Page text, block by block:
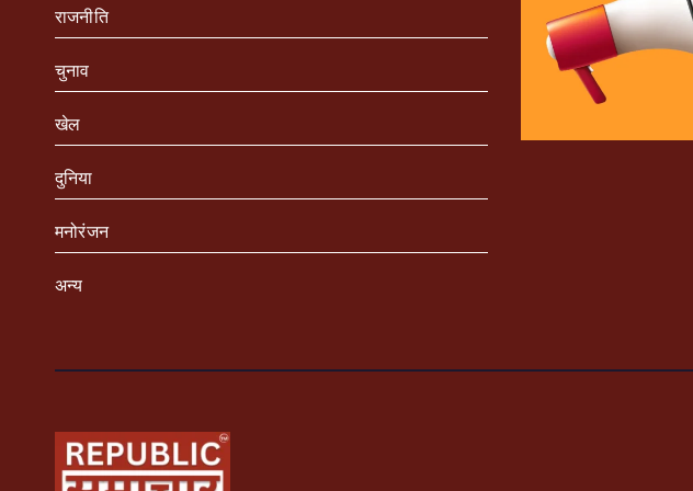
राजनीति
चुनाव
खेल
दुनिया
मनोरंजन
अन्य